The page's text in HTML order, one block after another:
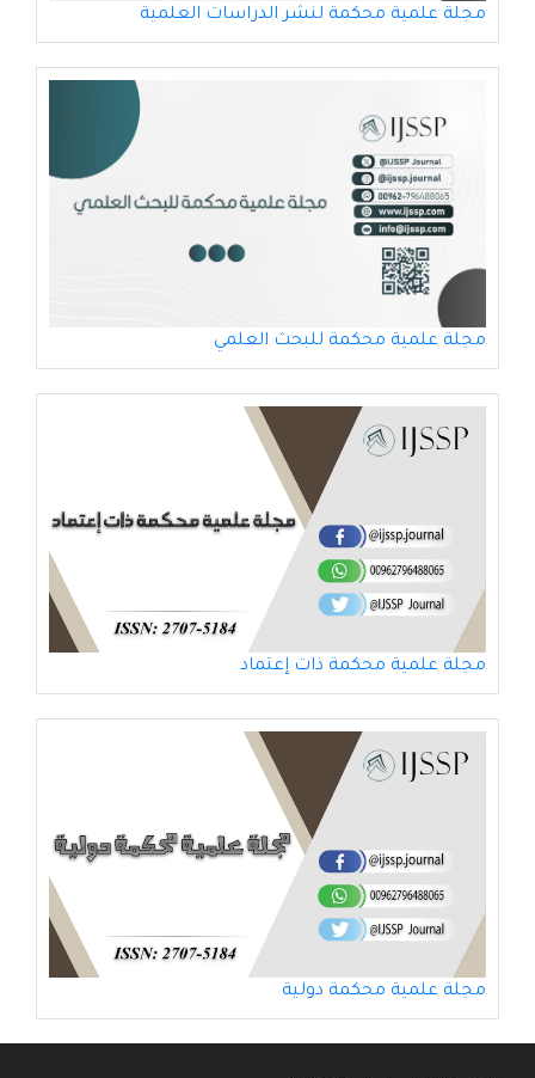
مجلة علمية محكمة لنشر الدراسات العلمية
مجلة علمية محكمة للبحث العلمي
مجلة علمية محكمة ذات إعتماد
مجلة علمية محكمة دولية